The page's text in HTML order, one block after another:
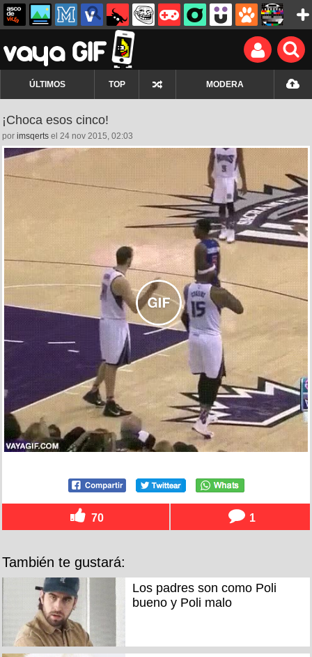
ÚLTIMOS TOP MODERA
¡Choca esos cinco!
por imsqerts el 24 nov 2015, 02:03
70 1
También te gustará:
Los padres son como Poli
bueno y Poli malo